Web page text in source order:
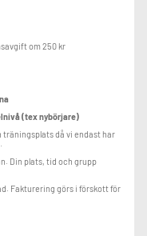
om 250 kr
(tex nybörjare)
då vi endast har
Din plats, tid och grupp
Fakturering görs i förskott för